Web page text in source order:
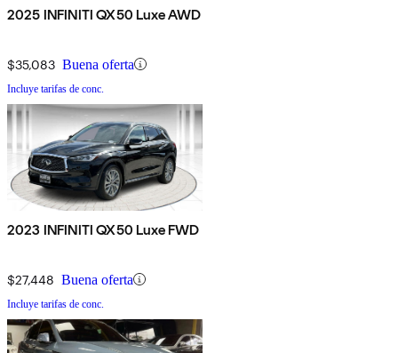
2025 INFINITI QX50 Luxe AWD
$35,083 Buena oferta
Incluye tarifas de conc.
2023 INFINITI QX50 Luxe FWD
$27,448 Buena oferta
Incluye tarifas de conc.